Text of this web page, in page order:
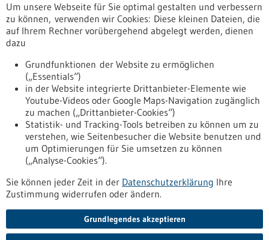
Erscheinungsdatum
Nach oben
Informiert bleiben
Newsletter abonnieren
Um unsere Webseite für Sie optimal gestalten und verbessern
zu können, verwenden wir Cookies: Diese kleinen Dateien, die
auf Ihrem Rechner vorübergehend abgelegt werden, dienen
dazu
Grundfunktionen der Website zu ermöglichen
(„Essentials“)
in der Website integrierte Drittanbieter-Elemente wie
Youtube-Videos oder Google Maps-Navigation zugänglich
zu machen („Drittanbieter-Cookies“)
Statistik- und Tracking-Tools betreiben zu können um zu
verstehen, wie Seitenbesucher die Website benutzen und
um Optimierungen für Sie umsetzen zu können
(„Analyse-Cookies“).
Sie können jeder Zeit in der Datenschutzerklärung Ihre
Zustimmung widerrufen oder ändern.
Grundlegendes akzeptieren